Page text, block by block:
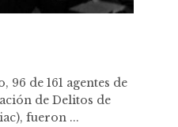
de 161 agentes de
de Delitos de
fueron ...